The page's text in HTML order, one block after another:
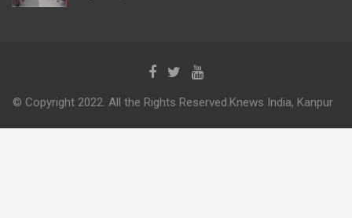
© Copyright 2022. All the Rights Reserved.Knews India, Kanpur